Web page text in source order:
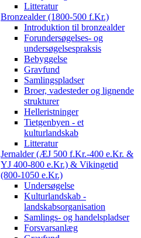
Litteratur
Bronzealder (1800-500 f.Kr.)
Introduktion til bronzealder
Forundersøgelses- og
undersøgelsespraksis
Bebyggelse
Gravfund
Samlingspladser
Broer, vadesteder og lignende
strukturer
Helleristninger
Tietgenbyen - et
kulturlandskab
Litteratur
Jernalder (ÆJ 500 f.Kr.-400 e.Kr. &
YJ 400-800 e.Kr.) & Vikingetid
(800-1050 e.Kr.)
Undersøgelse
Kulturlandskab -
landskabsorganisation
Samlings- og handelspladser
Forsvarsanlæg